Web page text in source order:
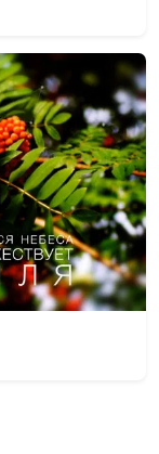
#462
#461
#460
#459
#458